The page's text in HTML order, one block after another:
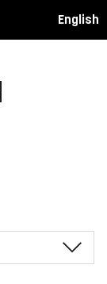
English